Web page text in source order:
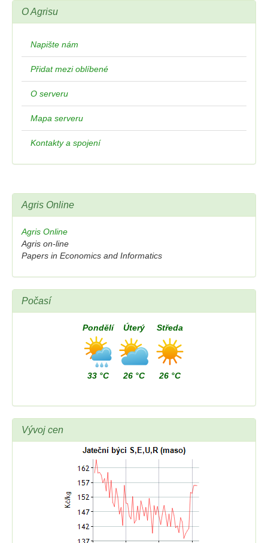
O Agrisu
Napište nám
Přidat mezi oblíbené
O serveru
Mapa serveru
Kontakty a spojení
Agris Online
Agris Online
Agris on-line
Papers in Economics and Informatics
Počasí
Pondělí
33 °C
Úterý
26 °C
Středa
26 °C
Vývoj cen